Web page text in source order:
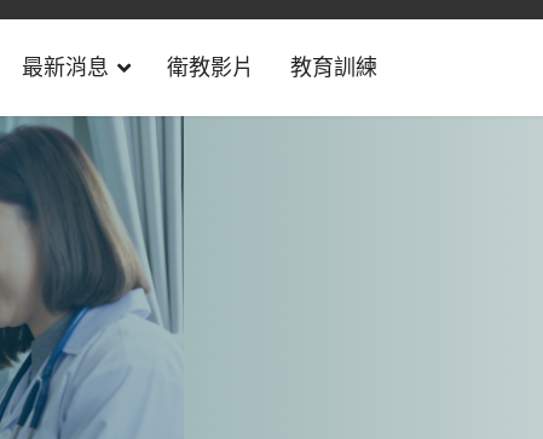
最新消息 衛教影片 教育訓練